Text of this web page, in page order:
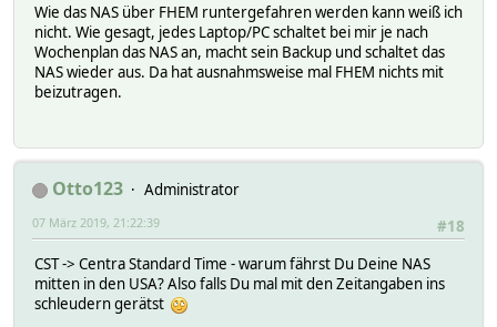
Wie das NAS über FHEM runtergefahren werden kann weiß ich
nicht. Wie gesagt, jedes Laptop/PC schaltet bei mir je nach
Wochenplan das NAS an, macht sein Backup und schaltet das
NAS wieder aus. Da hat ausnahmsweise mal FHEM nichts mit
beizutragen.
Otto123
Administrator
#18
07 März 2019, 21:22:39
CST -> Centra Standard Time - warum fährst Du Deine NAS
mitten in den USA? Also falls Du mal mit den Zeitangaben ins
schleudern gerätst